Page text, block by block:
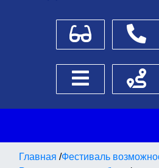
Для слабовидящих
Боковое меню
Главная /Фестиваль